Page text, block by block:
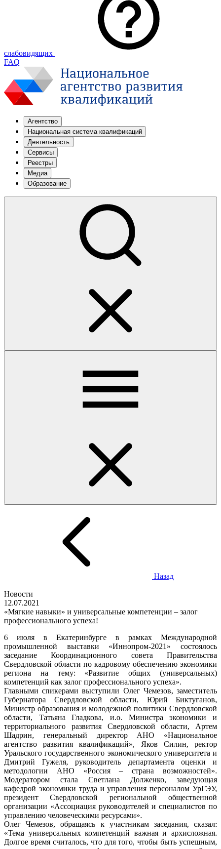
слабовидящих
FAQ
Агентство
Национальная система квалификаций
Деятельность
Сервисы
Реестры
Медиа
Образование
Назад
Новости
12.07.2021
«Мягкие навыки» и универсальные компетенции – залог
профессионального успеха!
6 июля в Екатеринбурге в рамках Международной
промышленной выставки «Иннопром-2021» состоялось
заседание Координационного совета Правительства
Свердловской области по кадровому обеспечению экономики
региона на тему: «Развитие общих (универсальных)
компетенций как залог профессионального успеха».
Главными спикерами выступили Олег Чемезов, заместитель
Губернатора Свердловской области, Юрий Биктуганов,
Министр образования и молодежной политики Свердловской
области, Татьяна Гладкова, и.о. Министра экономики и
территориального развития Свердловской области, Артем
Шадрин, генеральный директор АНО «Национальное
агентство развития квалификаций», Яков Силин, ректор
Уральского государственного экономического университета и
Дмитрий Гужеля, руководитель департамента оценки и
методологии АНО «Россия – страна возможностей».
Модератором стала Светлана Долженко, заведующая
кафедрой экономики труда и управления персоналом УрГЭУ,
президент Свердловской региональной общественной
организации «Ассоциация руководителей и специалистов по
управлению человеческими ресурсами».
Олег Чемезов, обращаясь к участникам заседания, сказал:
«Тема универсальных компетенций важная и архисложная.
Долгое время считалось, что для того, чтобы быть успешным,